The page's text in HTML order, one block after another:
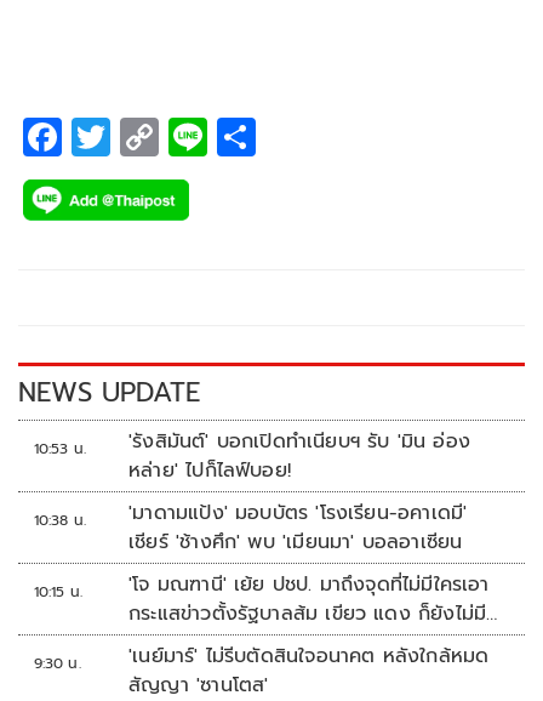
F
ac
e
k
T
wi
tt
C
o
p
k
Li
NEWS UPDATE
10:53 น.
'รังสิมันต์' บอกเปิดทำเนียบฯ รับ 'มิน อ่อง
หล่าย' ไปก็ไลฟ์บอย!
10:38 น.
'มาดามแป้ง' มอบบัตร 'โรงเรียน-อคาเดมี'
เชียร์ 'ช้างศึก' พบ 'เมียนมา' บอลอาเซียน
10:15 น.
'โจ มณฑานี' เย้ย ปชป. มาถึงจุดที่ไม่มีใครเอา
กระแสข่าวตั้งรัฐบาลส้ม เขียว แดง ก็ยังไม่มีฟ้า
เลย
9:30 น.
'เนย์มาร์' ไม่รีบตัดสินใจอนาคต หลังใกล้หมด
สัญญา 'ซานโตส'